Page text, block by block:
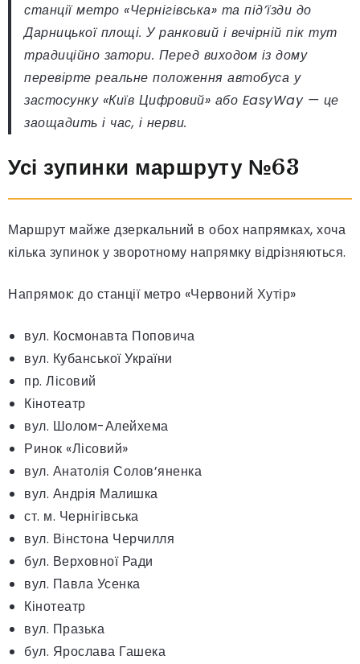
станції метро «Чернігівська» та під’їзди до
Дарницької площі. У ранковий і вечірній пік тут
традиційно затори. Перед виходом із дому
перевірте реальне положення автобуса у
застосунку «Київ Цифровий» або EasyWay — це
заощадить і час, і нерви.
Усі зупинки маршруту №63
Маршрут майже дзеркальний в обох напрямках, хоча
кілька зупинок у зворотному напрямку відрізняються.
Напрямок: до станції метро «Червоний Хутір»
вул. Космонавта Поповича
вул. Кубанської України
пр. Лісовий
Кінотеатр
вул. Шолом-Алейхема
Ринок «Лісовий»
вул. Анатолія Солов’яненка
вул. Андрія Малишка
ст. м. Чернігівська
вул. Вінстона Черчилля
бул. Верховної Ради
вул. Павла Усенка
Кінотеатр
вул. Празька
бул. Ярослава Гашека